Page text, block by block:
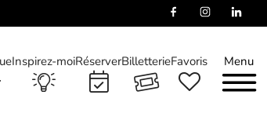
Menu
Inspirez-moiRéserverBilletterieFavoris